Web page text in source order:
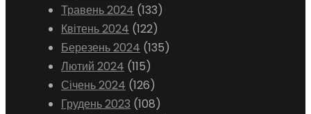
Травень 2024 (133)
Квітень 2024 (122)
Березень 2024 (135)
Лютий 2024 (115)
Січень 2024 (126)
Грудень 2023 (108)